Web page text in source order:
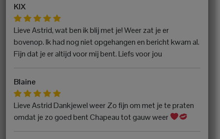
KIX
Lieve Astrid, wat ben ik blij met je! Weer zat je er
bovenop. Ik had nog niet opgehangen en bericht kwam al.
Fijn dat je er altijd voor mij bent. Liefs voor jou
Blaine
Lieve Astrid Dankjewel weer Zo fijn om met je te praten
omdat je zo goed bent Chapeau tot gauw weer